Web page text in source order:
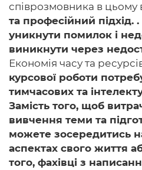
співрозмовника в цьому
та професійний
уникнути помилок і
виникнути через
Економія часу та
курсової роботи
тимчасових та
Замість того, щоб
вивчення теми та
можете зосередитись
аспектах свого життя
того, фахівці з